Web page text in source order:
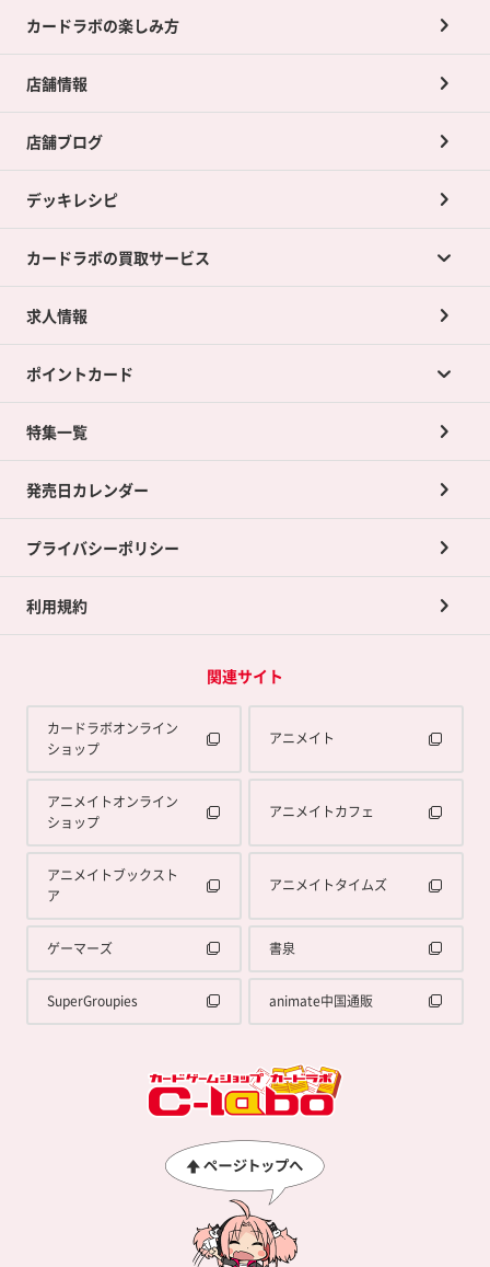
カードラボの楽しみ方
店舗情報
店舗ブログ
デッキレシピ
カードラボの買取サービス
カードラボの買取サービスTOP
店舗買取について
ネット買取について
買取承諾書について
求人情報
ポイントカード
ポイントカードTOP
ポイント交換景品
特集一覧
発売日カレンダー
プライバシーポリシー
利用規約
関連サイト
カードラボオンライン
ショップ
アニメイト
アニメイトオンライン
ショップ
アニメイトカフェ
アニメイトブックスト
ア
アニメイトタイムズ
ゲーマーズ 書泉
SuperGroupies animate中国通販